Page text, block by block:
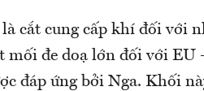
cắt cung cấp khí đối với
mối đe doạ lớn đối với EU
đáp ứng bởi Nga. Khối